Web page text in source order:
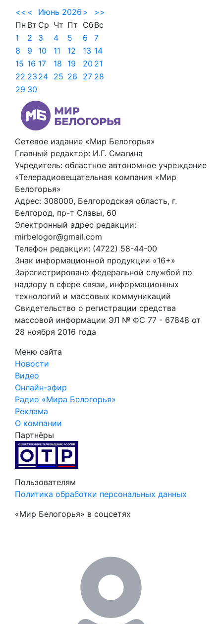
<< < Июнь 2026 >
>>
Пн Вт Ср Чт Пт СбВс
1
2 3 4 5 6
7
8
9 10 11 12 13 14
15 16 17 18 19 20 21
22 23 24 25 26 27 28
29 30
Сетевое издание «Мир Белогорья»
Главный редактор: И.Г. Смагина
Учредитель: областное автономное учреждение
«Телерадиовещательная компания «Мир
Белогорья»
Адрес: 308000, Белгородская область, г.
Белгород, пр-т Славы, 60
Электронный адрес редакции:
mirbelogor@gmail.com
Телефон редакции: (4722) 58-44-00
Знак информационной продукции «16+»
Зарегистрировано федеральной службой по
надзору в сфере связи, информационных
технологий и массовых коммуникаций
Свидетельство о регистрации средства
массовой информации ЭЛ № ФС 77 - 67848 от
28 ноября 2016 года
Меню сайта
Новости
Видео
Онлайн-эфир
Радио «Мира Белогорья»
Реклама
О компании
Партнёры
Пользователям
Политика обработки персональных данных
«Мир Белогорья» в соцсетях